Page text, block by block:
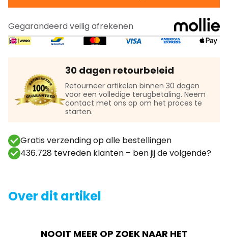
Gegarandeerd veilig afrekenen
30 dagen retourbeleid
Retourneer artikelen binnen 30 dagen
voor een volledige terugbetaling. Neem
contact met ons op om het proces te
starten.
Gratis verzending op alle bestellingen
436.728 tevreden klanten – ben jij de volgende?
Over dit artikel
NOOIT MEER OP ZOEK NAAR HET